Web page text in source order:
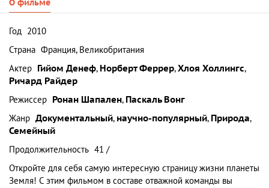
О фильме
Год 2010
Страна Франция, Великобритания
Актер Гийом Денеф, Норберт Феррер,Хлоя Холлингс,
Ричард Райдер
Режиссер Ронан Шапален, Паскаль Вонг
Жанр Документальный, научно-популярный, Природа,
Семейный
Продолжительность 41 /
Откройте для себя самую интересную страницу жизни планеты
Земля! С этим фильмом в составе отважной команды вы